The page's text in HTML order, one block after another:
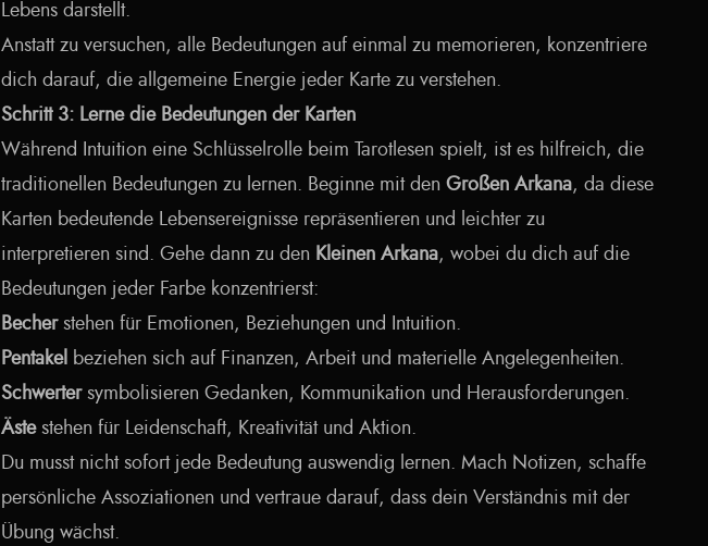
Lebens darstellt.
Anstatt zu versuchen, alle Bedeutungen auf einmal zu memorieren, konzentriere
dich darauf, die allgemeine Energie jeder Karte zu verstehen.
Schritt 3: Lerne die Bedeutungen der Karten
Während Intuition eine Schlüsselrolle beim Tarotlesen spielt, ist es hilfreich, die
traditionellen Bedeutungen zu lernen. Beginne mit den Großen Arkana, da diese
Karten bedeutende Lebensereignisse repräsentieren und leichter zu
interpretieren sind. Gehe dann zu den Kleinen Arkana, wobei du dich auf die
Bedeutungen jeder Farbe konzentrierst:
Becherstehen für Emotionen, Beziehungen und Intuition.
Pentakel beziehen sich auf Finanzen, Arbeit und materielle Angelegenheiten.
Schwertersymbolisieren Gedanken, Kommunikation und Herausforderungen.
Ästestehen für Leidenschaft, Kreativität und Aktion.
Du musst nicht sofort jede Bedeutung auswendig lernen. Mach Notizen, schaffe
persönliche Assoziationen und vertraue darauf, dass dein Verständnis mit der
Übung wächst.